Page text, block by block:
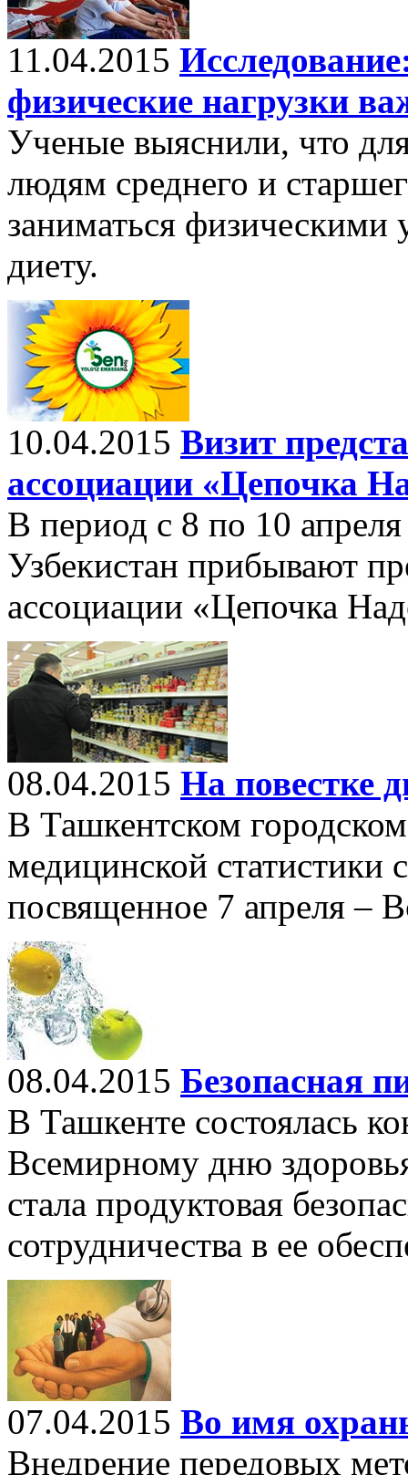
11.04.2015
физические нагрузки
Ученые выяснили, что
людям среднего и
заниматься
диету.
10.04.2015 Визит
ассоциации «Цепочка
В период с 8 по 10
Узбекистан прибывают
ассоциации «Цепочка
08.04.2015 На повестке
В Ташкентском
медицинской статистики
посвященное 7 апреля –
08.04.2015 Безопасная
В Ташкенте состоялась
Всемирному дню
стала продуктовая
сотрудничества в ее
07.04.2015 Во имя
Внедрение передовых